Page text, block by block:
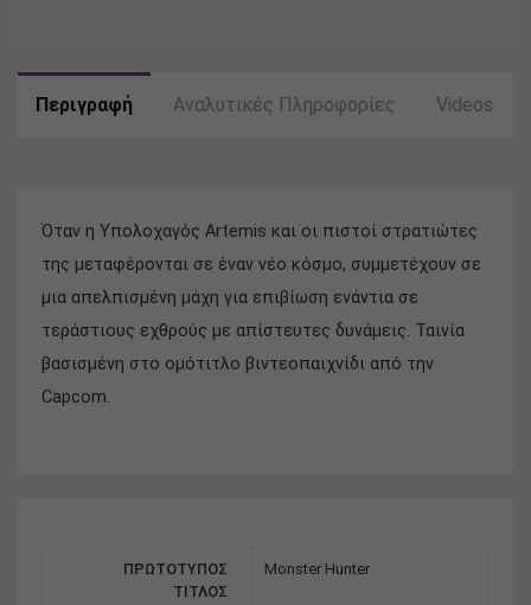
Περιγραφή Αναλυτικές Πληροφορίες Videos
Όταν η Υπολοχαγός Artemis και οι πιστοί στρατιώτες
της μεταφέρονται σε έναν νέο κόσμο, συμμετέχουν σε
μια απελπισμένη μάχη για επιβίωση ενάντια σε
τεράστιους εχθρούς με απίστευτες δυνάμεις. Ταινία
βασισμένη στο ομότιτλο βιντεοπαιχνίδι από την
Capcom.
ΠΡΩΤΟΤΥΠΟΣ
ΤΙΤΛΟΣ
Monster Hunter